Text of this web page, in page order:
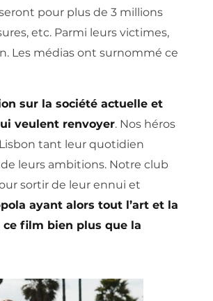
pour plus de 3 millions
etc. Parmi leurs victimes,
Les médias ont surnommé ce
sur la société actuelle et
veulent renvoyer. Nos héros
tant leur quotidien
leurs ambitions. Notre club
sortir de leur ennui et
ayant alors tout l’art et la
film bien plus que la